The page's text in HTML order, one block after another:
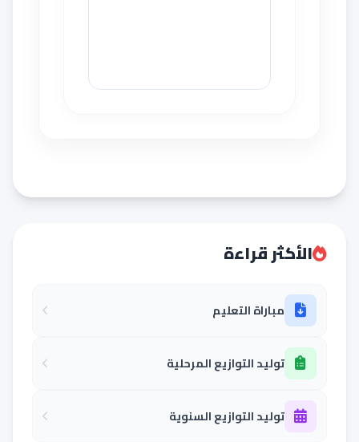
الأكثر قراءة
مباراة التعليم
توليد التوازيع المرحلية
توليد التوازيع السنوية